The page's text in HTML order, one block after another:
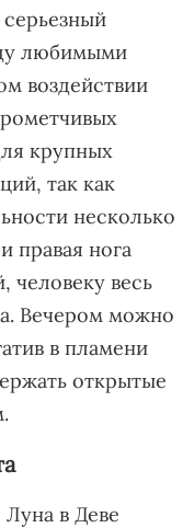
любимыми
воздействии
крупных
так как
несколько
правая нога
человеку весь
Вечером можно
в пламени
открытые
в Деве